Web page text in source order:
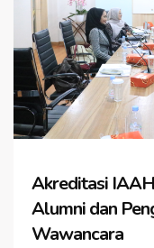
Akreditasi
Alumni dan
Wawancara